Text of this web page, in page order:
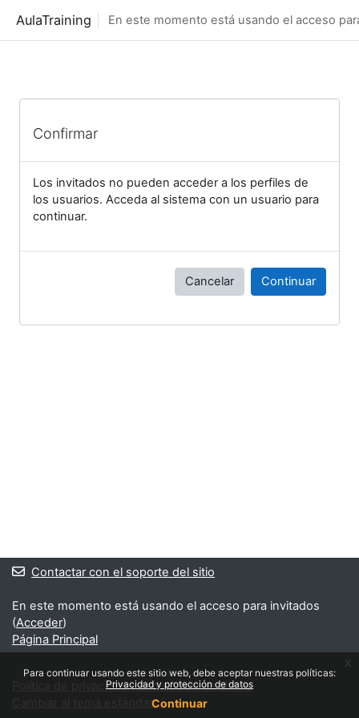
AulaTraining En este momento está usando el acceso
Confirmar
Los invitados no pueden acceder a los perfiles de
los usuarios. Acceda al sistema con un usuario para
continuar.
Cancelar Continuar
Contactar con el soporte del sitio
En este momento está usando el acceso para invitados
(Acceder)
Página Principal
Política de privacidad y protección de datos
Cambiar al tema estándar
Para continuar usando este sitio web, debe aceptar nuestras políticas:
Privacidad y protección de datos
Continuar
x